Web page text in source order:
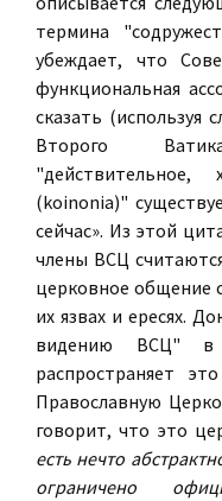
термина
убеждает, что
функциональная
сказать (используя
Второго
(koinonia)"
сейчас». Из этой
члены ВСЦ
церковное общение
их язвах и ересях.
видению ВСЦ" в
распространяет
Православную
говорит, что это
есть нечто
ограничено